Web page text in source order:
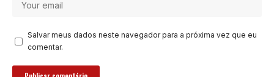
Salvar meus dados neste navegador para a próxima vez que eu
comentar.